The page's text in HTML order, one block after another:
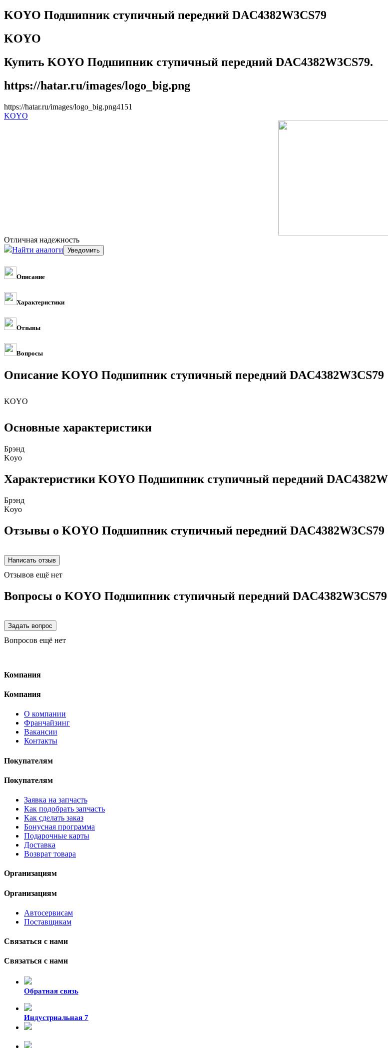
KOYO Подшипник ступичный передний DAC4382W3CS79
KOYO
Купить KOYO Подшипник ступичный передний DAC4382W3CS79.
https://hatar.ru/images/logo_big.png
https://hatar.ru/images/logo_big.png41 51
KOYO
Отличная надежность
Найти аналоги
Описание
Характеристики
Отзывы
Вопросы
Описание KOYO Подшипник ступичный передний DAC4382W3CS79
KOYO
Основные характеристики
Брэнд
Koyo
Характеристики KOYO Подшипник ступичный передний
Брэнд
Koyo
Отзывы о KOYO Подшипник ступичный передний DAC4382W3CS79
Отзывов ещё нет
Вопросы о KOYO Подшипник ступичный передний DAC4382W3CS79
Вопросов ещё нет
Компания
Компания
О компании
Франчайзинг
Вакансии
Контакты
Покупателям
Покупателям
Заявка на запчасть
Как подобрать запчасть
Как сделать заказ
Бонусная программа
Подарочные карты
Доставка
Возврат товара
Организациям
Организациям
Автосервисам
Поставщикам
Связаться с нами
Связаться с нами
Обратная связь
Индустриальная 7